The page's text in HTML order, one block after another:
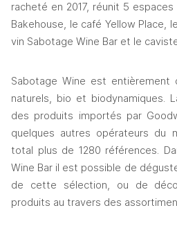
racheté en 2017, réunit 5
Bakehouse, le café Yellow Place,
vin Sabotage Wine Bar et le
Sabotage Wine est
naturels, bio et biodynamiques.
des produits importés par
quelques autres opérateurs du
total plus de 1280 références.
Wine Bar il est possible de
de cette sélection, ou de
produits au travers des